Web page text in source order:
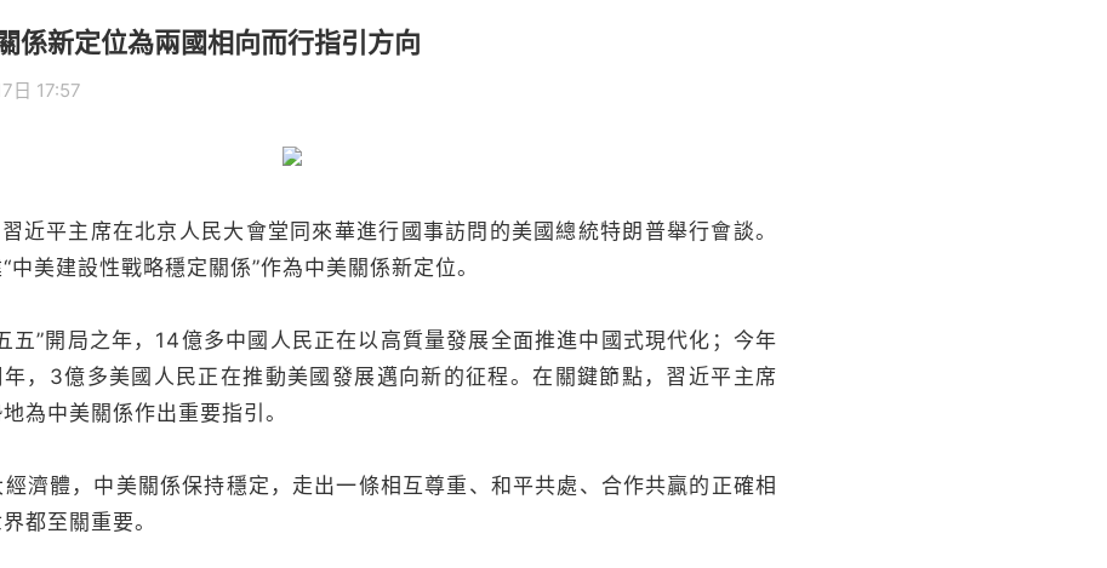
係新定位為兩國相向而行指引方向
日 17:57
平主席在北京人民大會堂同來華進行國事訪問的美國總統特朗普舉行會談。
中美建設性戰略穩定關係”作為中美關係新定位。
”開局之年，14億多中國人民正在以高質量發展全面推進中國式現代化；今年
，3億多美國人民正在推動美國發展邁向新的征程。在關鍵節點，習近平主席
為中美關係作出重要指引。
體，中美關係保持穩定，走出一條相互尊重、和平共處、合作共贏的正確相
都至關重要。